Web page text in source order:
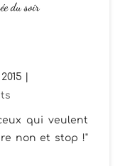
du soir
|
qui veulent
non et stop !"